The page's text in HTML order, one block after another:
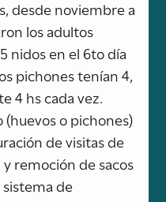
desde noviembre a
los adultos
nidos en el 6to día
pichones tenían 4,
4 hs cada vez.
o pichones)
de visitas de
remoción de sacos
sistema de